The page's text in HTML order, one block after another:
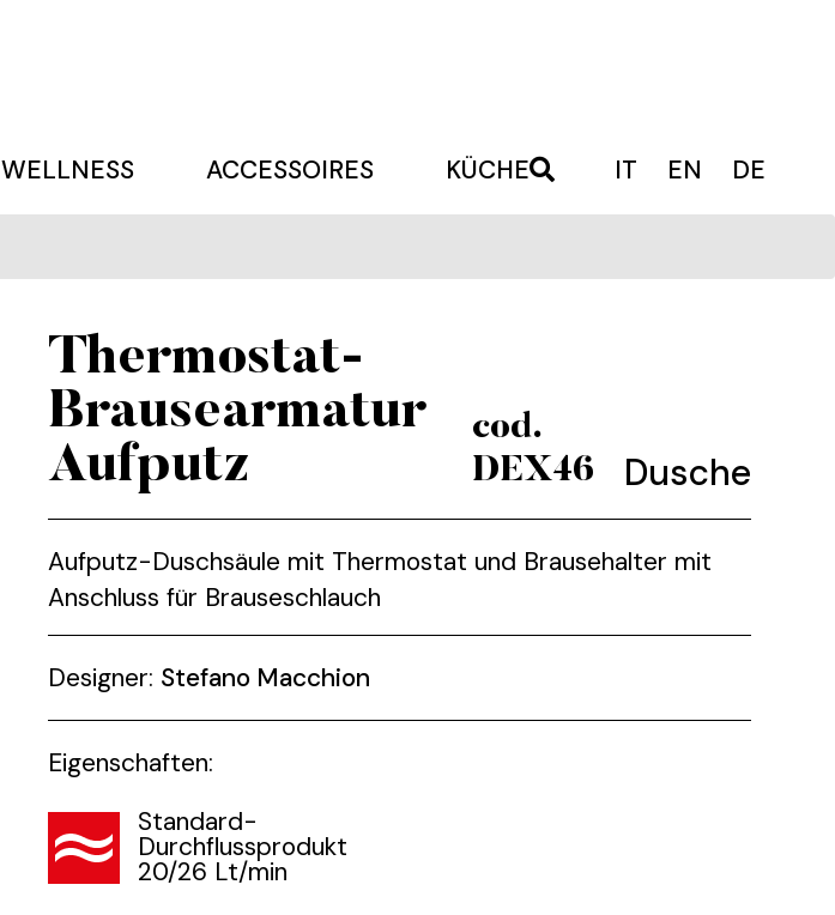
WELLNESS ACCESSOIRES KÜCHE IT EN DE
Thermostat-
Brausearmatur
Aufputz
cod.
DEX46
Dusche
Aufputz-Duschsäule mit Thermostat und Brausehalter mit
Anschluss für Brauseschlauch
Designer: Stefano Macchion
Eigenschaften:
Standard-
Durchflussprodukt
20/26 Lt/min